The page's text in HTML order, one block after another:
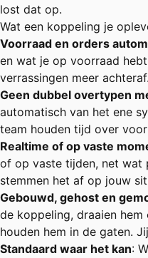
lost dat op.
Wat een koppeling je
Voorraad en orders
en wat je op voorraad
verrassingen meer achteraf.
Geen dubbel overtypen
automatisch van het ene
team houden tijd over
Realtime of op vaste
of op vaste tijden, net wat
stemmen het af op jouw
Gebouwd, gehost en
de koppeling, draaien
houden hem in de gaten.
Standaard waar het kan: